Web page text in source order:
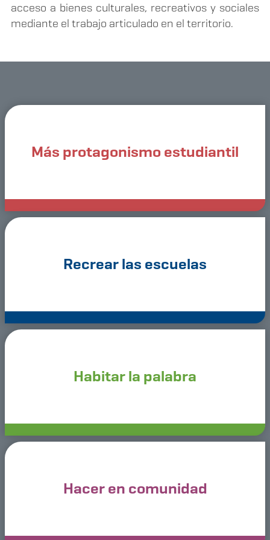
acceso a bienes culturales, recreativos y sociales
mediante el trabajo articulado en el territorio.
Más protagonismo estudiantil
Recrear las escuelas
Habitar la palabra
Hacer en comunidad